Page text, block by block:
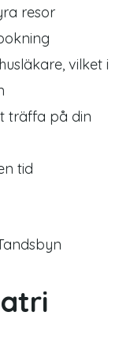
resor
vilket i
träffa på din
tid